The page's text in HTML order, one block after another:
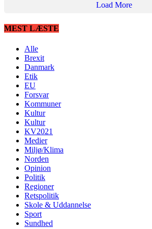
Load More
MEST LÆSTE
Alle
Brexit
Danmark
Etik
EU
Forsvar
Kommuner
Kultur
Kultur
KV2021
Medier
Miljø/Klima
Norden
Opinion
Politik
Regioner
Retspolitik
Skole & Uddannelse
Sport
Sundhed